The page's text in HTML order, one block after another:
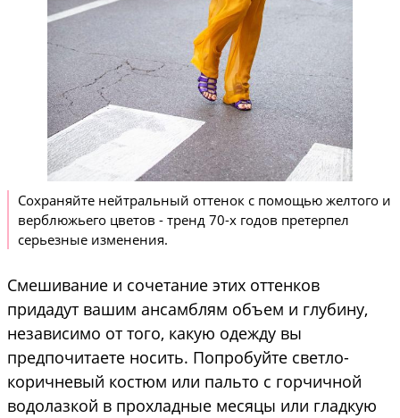
Сохраняйте нейтральный оттенок с помощью желтого и
верблюжьего цветов - тренд 70-х годов претерпел
серьезные изменения.
Смешивание и сочетание этих оттенков
придадут вашим ансамблям объем и глубину,
независимо от того, какую одежду вы
предпочитаете носить. Попробуйте светло-
коричневый костюм или пальто с горчичной
водолазкой в прохладные месяцы или гладкую